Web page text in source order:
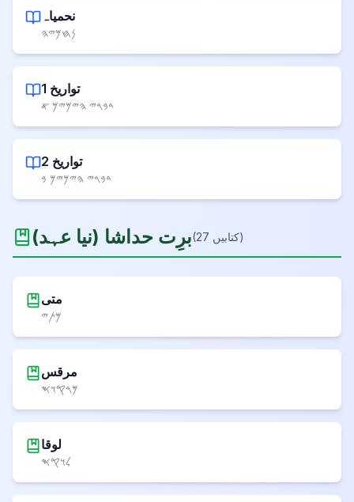
نحمیاہ
𐤍𐤇𐤌𐤉𐤄
1 تواریخ
𐤃𐤁𐤓𐤉 𐤄𐤉𐤌𐤉𐤌 𐤀
2 تواریخ
𐤃𐤁𐤓𐤉 𐤄𐤉𐤌𐤉𐤌 𐤁
برِت حداشا (نیا عہد) (27 کتابیں)
متی
𐤌𐤕𐤉
مرقس
𐤌𐤓𐤒𐤅𐤎
لوقا
𐤋𐤅𐤒𐤎